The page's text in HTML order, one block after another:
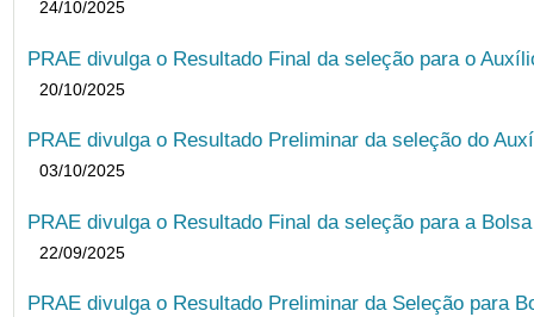
24/10/2025
PRAE divulga o Resultado Final da seleção para o
20/10/2025
PRAE divulga o Resultado Preliminar da seleção do
03/10/2025
PRAE divulga o Resultado Final da seleção para a
22/09/2025
PRAE divulga o Resultado Preliminar da Seleção para